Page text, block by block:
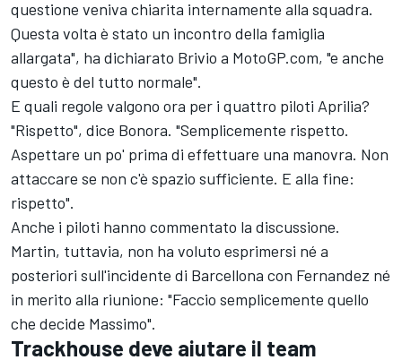
questione veniva chiarita internamente alla squadra.
Questa volta è stato un incontro della famiglia
allargata", ha dichiarato Brivio a MotoGP.com, "e anche
questo è del tutto normale".
E quali regole valgono ora per i quattro piloti Aprilia?
"Rispetto", dice Bonora. "Semplicemente rispetto.
Aspettare un po' prima di effettuare una manovra. Non
attaccare se non c'è spazio sufficiente. E alla fine:
rispetto".
Anche i piloti hanno commentato la discussione.
Martin, tuttavia, non ha voluto esprimersi né a
posteriori sull'incidente di Barcellona con Fernandez né
in merito alla riunione: "Faccio semplicemente quello
che decide Massimo".
Trackhouse deve aiutare il team